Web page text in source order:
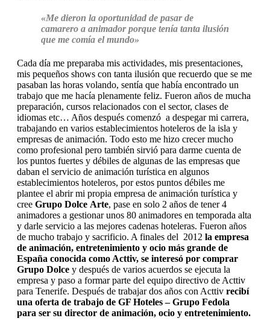
«Me dieron la oportunidad de pasar de
camarero a animador porque tenía tanta ilusión
que me comía el mundo»
Cada día me preparaba mis actividades, mis presentaciones,
mis pequeños shows con tanta ilusión que recuerdo que se me
pasaban las horas volando, sentía que había encontrado un
trabajo que me hacía plenamente feliz. Fueron años de mucha
preparación, cursos relacionados con el sector, clases de
idiomas etc… Años después comenzó a despegar mi carrera,
trabajando en varios establecimientos hoteleros de la isla y
empresas de animación. Todo esto me hizo crecer mucho
como profesional pero también sirvió para darme cuenta de
los puntos fuertes y débiles de algunas de las empresas que
daban el servicio de animación turística en algunos
establecimientos hoteleros, por estos puntos débiles me
plantee el abrir mi propia empresa de animación turística y
cree Grupo Dolce Arte, pase en solo 2 años de tener 4
animadores a gestionar unos 80 animadores en temporada alta
y darle servicio a las mejores cadenas hoteleras. Fueron años
de mucho trabajo y sacrificio. A finales del 2012 la empresa
de animación, entretenimiento y ocio más grande de
España conocida como Acttiv, se interesó por comprar
Grupo Dolce y después de varios acuerdos se ejecuta la
empresa y paso a formar parte del equipo directivo de Acttiv
para Tenerife. Después de trabajar dos años con Acttiv recibí
una oferta de trabajo de GF Hoteles – Grupo Fedola
para ser su director de animación, ocio y entretenimiento.